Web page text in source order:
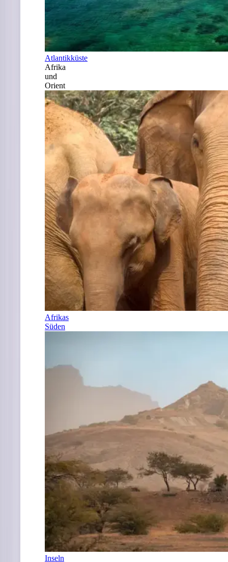
Atlantikküste
Afrika
und
Orient
Afrikas
Süden
Inseln